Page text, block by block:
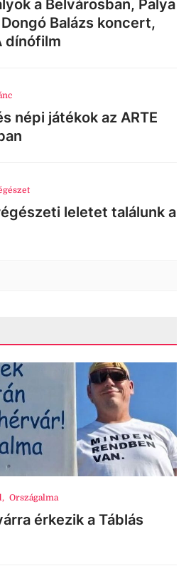
a Belvárosban, Palya
Balázs koncert,
dínófilm
népi játékok az ARTE
leletet találunk a
, Országalma
érkezik a Táblás